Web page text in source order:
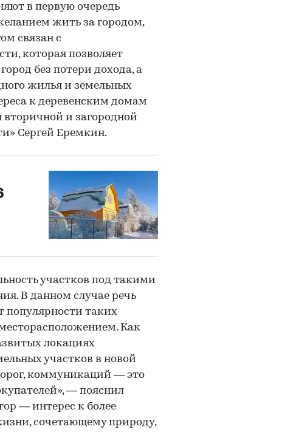
в первую очередь
жить за городом,
связан с
которая позволяет
без потери дохода, а
жилья и земельных
к деревенским домам
и загородной
Сергей Еремкин.
участков под такими
В данном случае речь
популярности таких
Как
локациях
участков в новой
коммуникаций — это
— пояснил
— интерес к более
сочетающему природу,